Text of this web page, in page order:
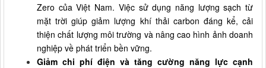
Zero của Việt Nam. Việc sử dụng năng lượng sạch từ
mặt trời giúp giảm lượng khí thải carbon đáng kể, cải
thiện chất lượng môi trường và nâng cao hình ảnh doanh
nghiệp về phát triển bền vững.
Giảm chi phí điện và tăng cường năng lực cạnh